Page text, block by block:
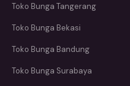
Toko Bunga Tangerang
Toko Bunga Bekasi
Toko Bunga Bandung
Toko Bunga Surabaya